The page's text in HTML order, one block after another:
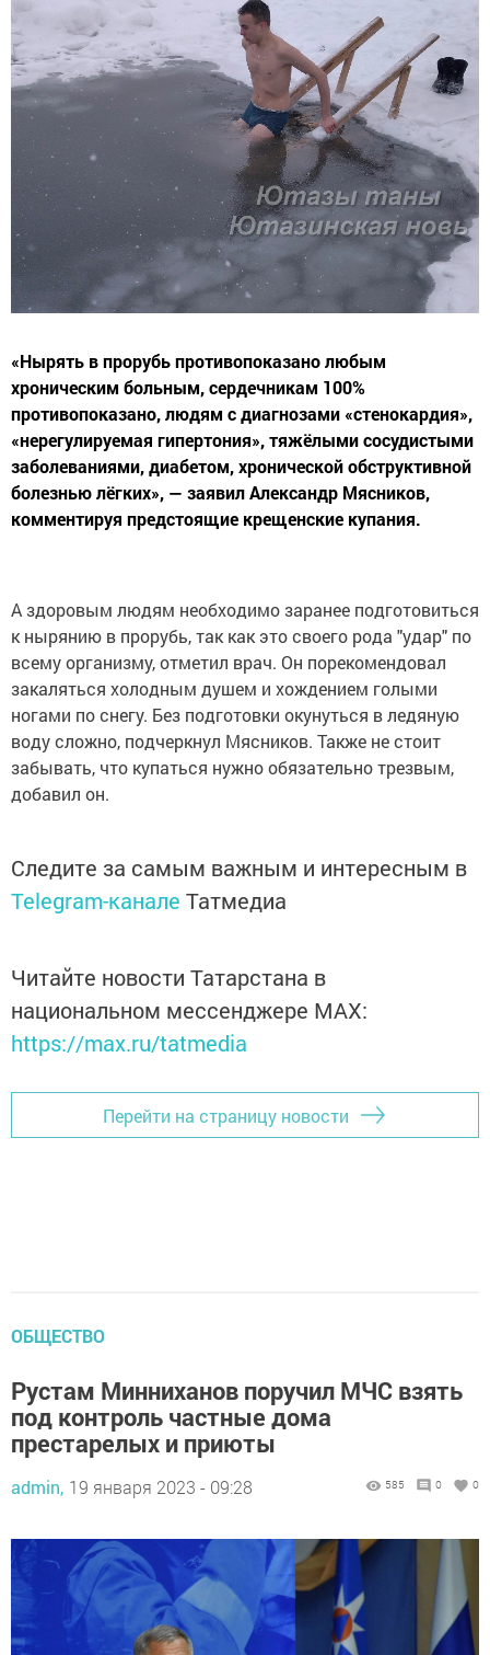
«Нырять в прорубь противопоказано любым
хроническим больным, сердечникам 100%
противопоказано, людям с диагнозами «стенокардия»,
«нерегулируемая гипертония», тяжёлыми сосудистыми
заболеваниями, диабетом, хронической обструктивной
болезнью лёгких», — заявил Александр Мясников,
комментируя предстоящие крещенские купания.
А здоровым людям необходимо заранее подготовиться
к нырянию в прорубь, так как это своего рода "удар" по
всему организму, отметил врач. Он порекомендовал
закаляться холодным душем и хождением голыми
ногами по снегу. Без подготовки окунуться в ледяную
воду сложно, подчеркнул Мясников. Также не стоит
забывать, что купаться нужно обязательно трезвым,
добавил он.
Следите за самым важным и интересным в
Telegram-канале Татмедиа
Читайте новости Татарстана в
национальном мессенджере MАХ:
https://max.ru/tatmedia
Перейти на страницу новости
ОБЩЕСТВО
Рустам Минниханов поручил МЧС взять
под контроль частные дома
престарелых и приюты
admin, 19 января 2023 - 09:28 585 0 0